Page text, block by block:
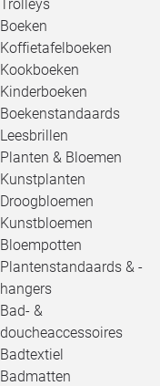
Trolleys
Boeken
Koffietafelboeken
Kookboeken
Kinderboeken
Boekenstandaards
Leesbrillen
Planten & Bloemen
Kunstplanten
Droogbloemen
Kunstbloemen
Bloempotten
Plantenstandaards & -
hangers
Bad- &
doucheaccessoires
Badtextiel
Badmatten